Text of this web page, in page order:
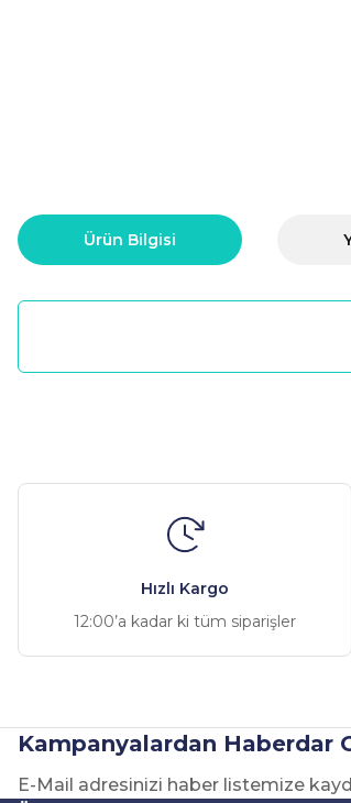
Ürün Bilgisi
Ürün açıklamasında eksik bilgiler
Ürün fiyatı diğer sitelerden daha pahalı.
Hızlı Kargo
12:00’a kadar ki tüm siparişler
Kampanyalardan Haberdar
E-Mail adresinizi haber listemize